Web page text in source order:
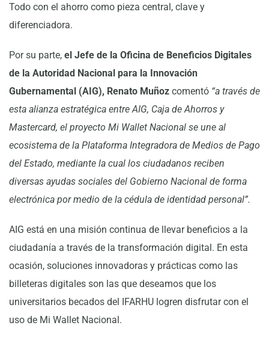
Todo con el ahorro como pieza central, clave y
diferenciadora.
Por su parte, el Jefe de la Oficina de Beneficios Digitales
de la Autoridad Nacional para la Innovación
Gubernamental (AIG), Renato Muñoz comentó “a través de
esta alianza estratégica entre AIG, Caja de Ahorros y
Mastercard, el proyecto Mi Wallet Nacional se une al
ecosistema de la Plataforma Integradora de Medios de Pago
del Estado, mediante la cual los ciudadanos reciben
diversas ayudas sociales del Gobierno Nacional de forma
electrónica por medio de la cédula de identidad personal”.
AIG está en una misión continua de llevar beneficios a la
ciudadanía a través de la transformación digital. En esta
ocasión, soluciones innovadoras y prácticas como las
billeteras digitales son las que deseamos que los
universitarios becados del IFARHU logren disfrutar con el
uso de Mi Wallet Nacional.